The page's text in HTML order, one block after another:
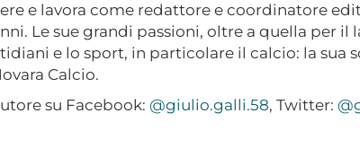
e lavora come redattore e coordinatore
Le sue grandi passioni, oltre a quella per il
e lo sport, in particolare il calcio: la sua
Calcio.
su Facebook: @giulio.galli.58, Twitter: